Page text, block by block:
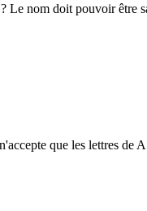
nom doit pouvoir
que les lettres de